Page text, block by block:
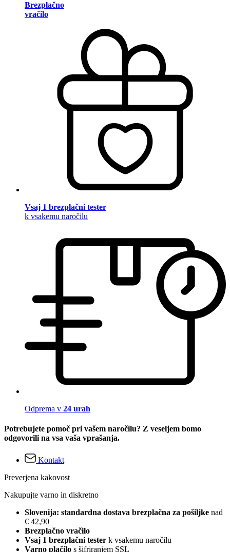
Brezplačno
vračilo
Vsaj 1 brezplačni tester
k vsakemu naročilu
Odprema v 24 urah
Potrebujete pomoč pri vašem naročilu? Z veseljem bomo
odgovorili na vsa vaša vprašanja.
Kontakt
Preverjena kakovost
Nakupujte varno in diskretno
Slovenija: standardna dostava brezplačna za pošiljke nad
€ 42,90
Brezplačno vračilo
Vsaj 1 brezplačni tester k vsakemu naročilu
Varno plačilo s šifriranjem SSL